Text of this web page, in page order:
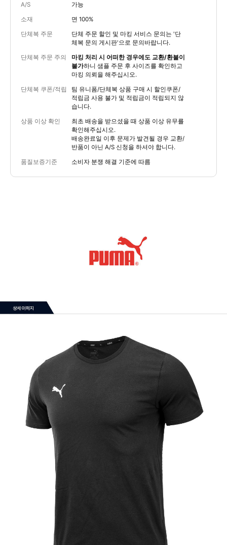
A/S 가능
소재 면 100%
단체복 주문 단체 주문 할인 및 마킹 서비스 문의는 '단
체복 문의 게시판'으로 문의바랍니다.
단체복 주문 주의
마킹 처리 시 어떠한 경우에도 교환/환불이
불가하니 샘플 주문 후 사이즈를 확인하고
마킹 의뢰을 해주십시오.
단체복 쿠폰/적립
팀 유니폼/단체복 상품 구매 시 할인쿠폰/
적립금 사용 불가 및 적립금이 적립되지 않
습니다.
상품 이상 확인
최초 배송을 받으셨을 때 상품 이상 유무를
확인해주십시오.
배송완료일 이후 문제가 발견될 경우 교환/
반품이 아닌 A/S 신청을 하셔야 합니다.
품질보증기준 소비자 분쟁 해결 기준에 따름